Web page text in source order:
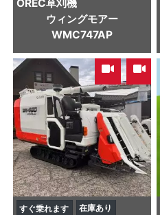
OREC草刈機
ウィングモアー
WMC747AP
,
すぐ乗れます 在庫あり